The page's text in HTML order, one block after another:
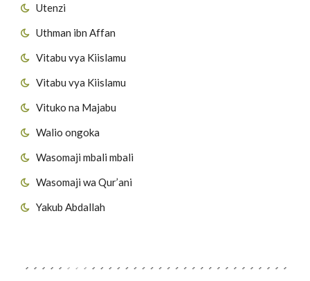
Utenzi
Uthman ibn Affan
Vitabu vya Kiislamu
Vitabu vya Kiislamu
Vituko na Majabu
Walio ongoka
Wasomaji mbali mbali
Wasomaji wa Qur’ani
Yakub Abdallah